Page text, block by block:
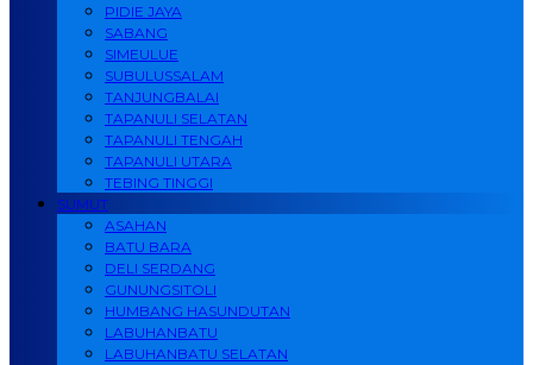
PIDIE JAYA
SABANG
SIMEULUE
SUBULUSSALAM
TANJUNGBALAI
TAPANULI SELATAN
TAPANULI TENGAH
TAPANULI UTARA
TEBING TINGGI
SUMUT
ASAHAN
BATU BARA
DELI SERDANG
GUNUNGSITOLI
HUMBANG HASUNDUTAN
LABUHANBATU
LABUHANBATU SELATAN